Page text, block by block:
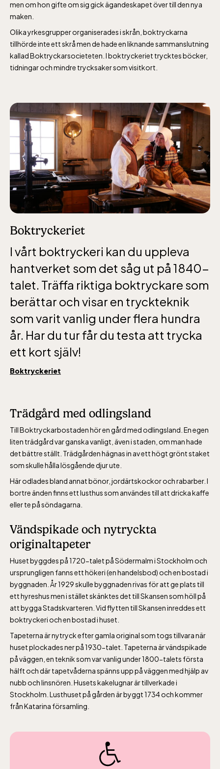
men om hon gifte om sig gick ägandeskapet över till den nya
maken.
Olika yrkesgrupper organiserades i skrån, boktryckarna
tillhörde inte ett skrå men de hade en liknande sammanslutning
kallad Boktryckarsocieteten. I boktryckeriet trycktes böcker,
tidningar och mindre trycksaker som visitkort.
Boktryckeriet
I vårt boktryckeri kan du uppleva
hantverket som det såg ut på 1840-
talet. Träffa riktiga boktryckare som
berättar och visar en tryckteknik
som varit vanlig under flera hundra
år. Har du tur får du testa att trycka
ett kort själv!
Boktryckeriet
Trädgård med odlingsland
Till Boktryckarbostaden hör en gård med odlingsland. En egen
liten trädgård var ganska vanligt, även i staden, om man hade
det bättre ställt. Trädgården hägnas in av ett högt grönt staket
som skulle hålla lösgående djur ute.
Här odlades bland annat bönor, jordärtskockor och rabarber. I
bortre änden finns ett lusthus som användes till att dricka kaffe
eller te på söndagarna.
Vändspikade och nytryckta
originaltapeter
Huset byggdes på 1720-talet på Södermalm i Stockholm och
ursprungligen fanns ett hökeri (en handelsbod) och en bostad i
byggnaden. År 1929 skulle byggnaden rivas för att ge plats till
ett hyreshus men i stället skänktes det till Skansen som höll på
att bygga Stadskvarteren. Vid flytten till Skansen inreddes ett
boktryckeri och en bostad i huset.
Tapeterna är nytryck efter gamla original som togs tillvara när
huset plockades ner på 1930-talet. Tapeterna är vändspikade
på väggen, en teknik som var vanlig under 1800-talets första
hälft och där tapetvåderna spänns upp på väggen med hjälp av
nubb och linsnören. Husets kakelugnar är tillverkade i
Stockholm. Lusthuset på gården är byggt 1734 och kommer
från Katarina församling.
Lill-Skansen, inkluderad i entrén
jan-mars vardagar 10-15, helger 10-16, april
alla dagar 10-16, maj-september 10-18,
oktober-december vardagar 10-15 helger
10-16
Baltic Sea Science Center inkluderad i
entrén
jan-mars vardagar 10-15, helger 10-16, april
alla dagar 10-16, maj-september 10-18,
oktober-december vardagar 10-15 helger
Bergbanan
Bergbanan har
öppet under
påsken, helger i
april och därefter
dagligen.
Bergbanan kostar
35:- för uppfärd
och nedfärd för alla
över 4 år.
Rullstolsburna med
ledsagare åker
gratis.
Skansen-Akvariet